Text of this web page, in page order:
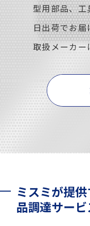
型用部品、工
日出荷でお
取扱メーカ
ミスミが提
品調達サービ